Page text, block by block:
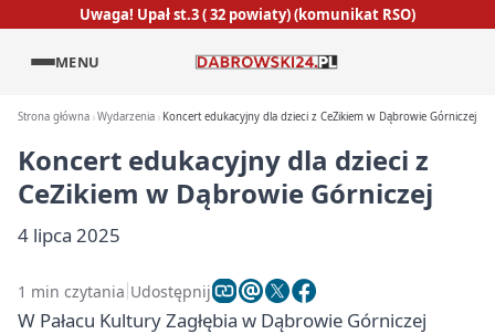
Uwaga! Upał st.3 ( 32 powiaty) (komunikat RSO)
MENU
Strona główna Wydarzenia Koncert edukacyjny dla dzieci z CeZikiem w Dąbrowie Górniczej
Koncert edukacyjny dla dzieci z
CeZikiem w Dąbrowie Górniczej
4 lipca 2025
1 min czytania Udostępnij
W Pałacu Kultury Zagłębia w Dąbrowie Górniczej